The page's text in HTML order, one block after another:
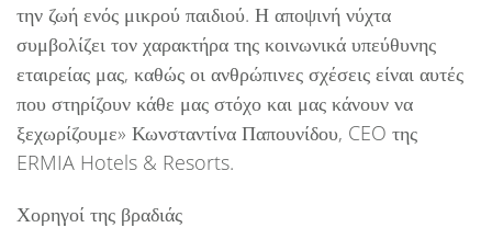
την ζωή ενός μικρού παιδιού. Η αποψινή νύχτα
συμβολίζει τον χαρακτήρα της κοινωνικά υπεύθυνης
εταιρείας μας, καθώς οι ανθρώπινες σχέσεις είναι αυτές
που στηρίζουν κάθε μας στόχο και μας κάνουν να
ξεχωρίζουμε» Κωνσταντίνα Παπουνίδου, CEO της
ERMIA Hotels & Resorts.
Χορηγοί της βραδιάς